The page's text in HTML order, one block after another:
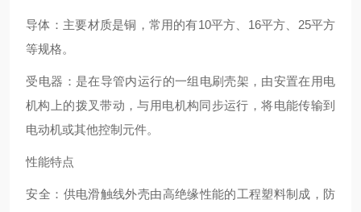
‌导体‌：主要材质是铜，常用的有10平方、16平方、25平方
等规格。
‌受电器‌：是在导管内运行的一组电刷壳架，由安置在用电
机构上的拨叉带动，与用电机构同步运行，将电能传输到
电动机或其他控制元件‌。
性能特点
‌安全‌：供电滑触线外壳由高绝缘性能的工程塑料制成，防